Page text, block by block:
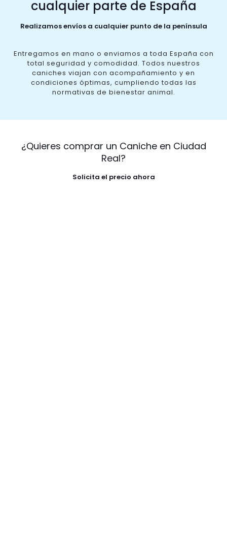
cualquier parte de España
Realizamos envíos a cualquier punto de la península
Entregamos en mano o enviamos a toda España con
total seguridad y comodidad. Todos nuestros
caniches viajan con acompañamiento y en
condiciones óptimas, cumpliendo todas las
normativas de bienestar animal.
¿Quieres comprar un Caniche en Ciudad
Real?
Solicita el precio ahora